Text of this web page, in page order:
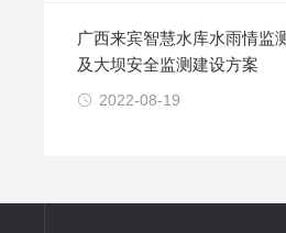
广西来宾智慧水库水雨情监
及大坝安全监测建设方案
2022-08-19